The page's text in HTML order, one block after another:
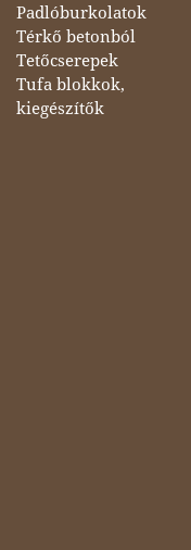
Padlóburkolatok
Térkő betonból
Tetőcserepek
Tufa blokkok,
kiegészítők